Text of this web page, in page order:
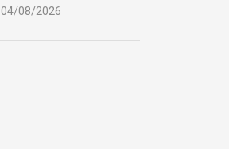
04/08/2026